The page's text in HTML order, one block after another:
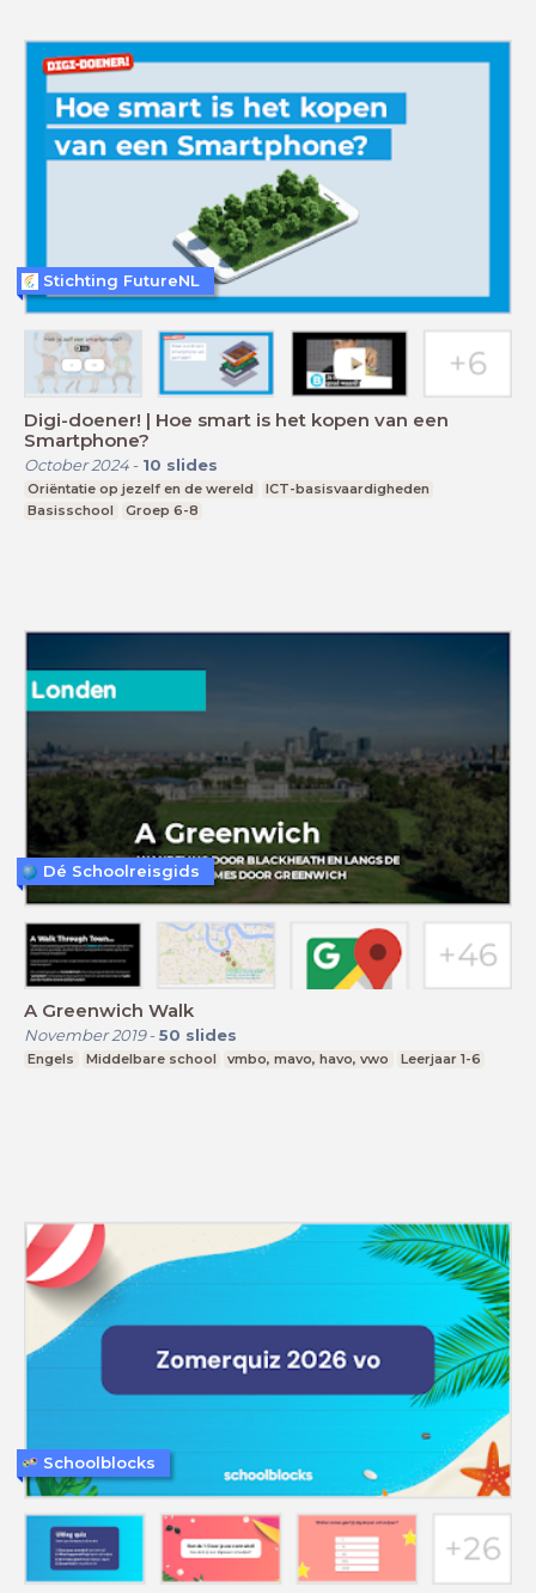
Digi-doener! | Hoe smart is het kopen van een
Smartphone?
October 2024- 10 slides
Oriëntatie op jezelf en de wereld
ICT-basisvaardigheden
Basisschool
Groep 6-8
Stichting FutureNL
A Greenwich Walk
November 2019- 50 slides
Engels Middelbare school vmbo, mavo, havo, vwo Leerjaar 1-6
Dé Schoolreisgids
Schoolblocks